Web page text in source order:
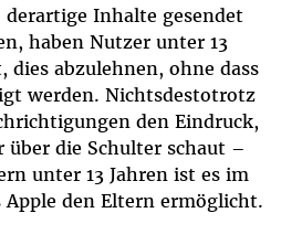
Inhalte gesendet
haben Nutzer unter 13
dies abzulehnen, ohne dass
werden. Nichtsdestotrotz
den Eindruck,
über die Schulter schaut –
unter 13 Jahren ist es im
Apple den Eltern ermöglicht.